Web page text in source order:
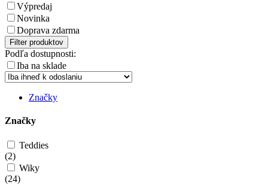
Výpredaj
Novinka
Doprava zdarma
Filter produktov
Podľa dostupnosti:
Iba na sklade
Značky
Značky
Teddies
(2)
Wiky
(24)